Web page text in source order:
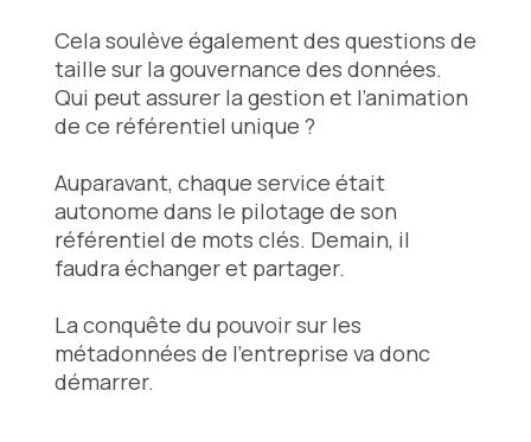
Cela soulève également des questions de
taille sur la gouvernance des données.
Qui peut assurer la gestion et l’animation
de ce référentiel unique ?
Auparavant, chaque service était
autonome dans le pilotage de son
référentiel de mots clés. Demain, il
faudra échanger et partager.
La conquête du pouvoir sur les
métadonnées de l’entreprise va donc
démarrer.